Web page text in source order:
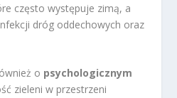
często występuje zimą, a
dróg oddechowych oraz
o psychologicznym
zieleni w przestrzeni